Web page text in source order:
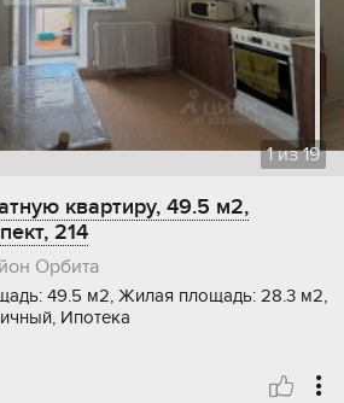
1из19
квартиру, 49.5 м2,
214
Орбита
49.5 м2, Жилая площадь: 28.3 м2,
Ипотека